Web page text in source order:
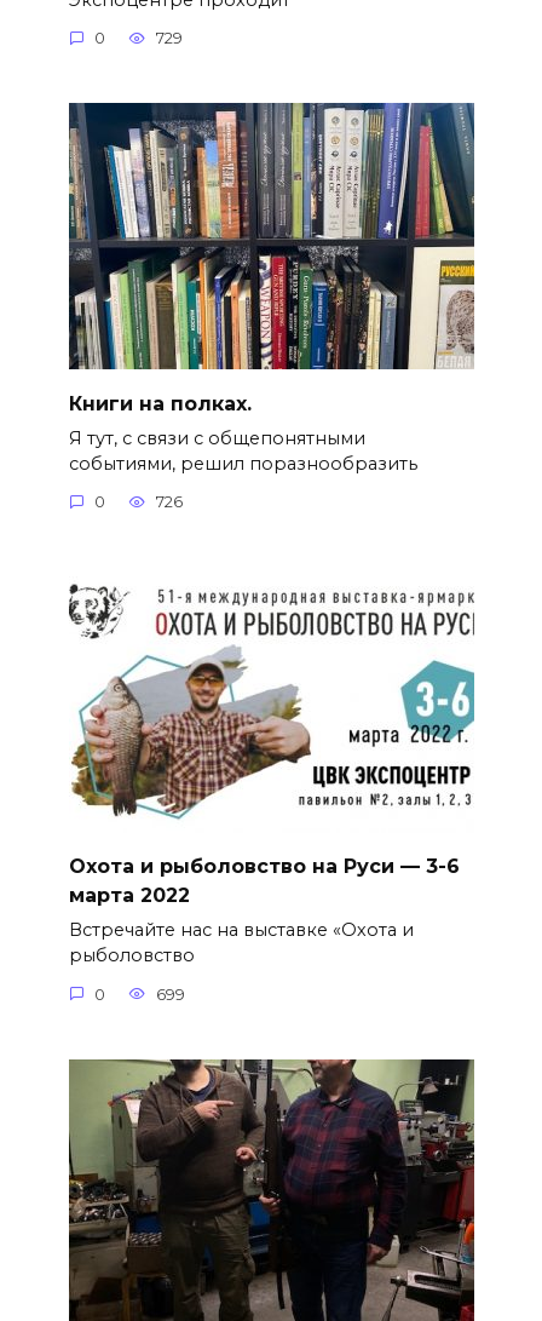
0 729
Книги на полках.
Я тут, с связи с общепонятными
событиями, решил поразнообразить
0 726
Охота и рыболовство на Руси — 3-6
марта 2022
Встречайте нас на выставке «Охота и
рыболовство
0 699